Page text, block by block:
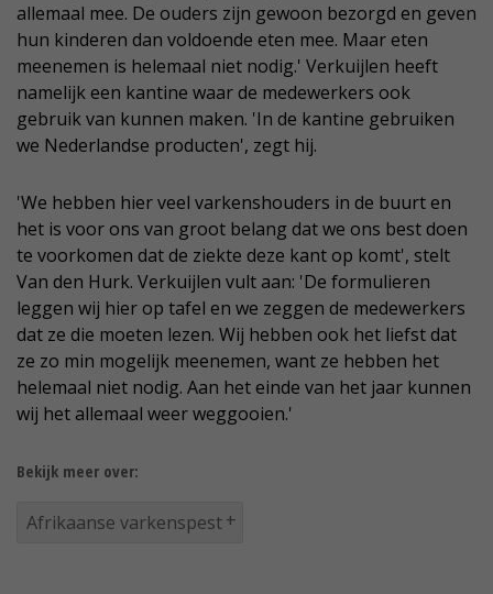
allemaal mee. De ouders zijn gewoon bezorgd en geven
hun kinderen dan voldoende eten mee. Maar eten
meenemen is helemaal niet nodig.' Verkuijlen heeft
namelijk een kantine waar de medewerkers ook
gebruik van kunnen maken. 'In de kantine gebruiken
we Nederlandse producten', zegt hij.
'We hebben hier veel varkenshouders in de buurt en
het is voor ons van groot belang dat we ons best doen
te voorkomen dat de ziekte deze kant op komt', stelt
Van den Hurk. Verkuijlen vult aan: 'De formulieren
leggen wij hier op tafel en we zeggen de medewerkers
dat ze die moeten lezen. Wij hebben ook het liefst dat
ze zo min mogelijk meenemen, want ze hebben het
helemaal niet nodig. Aan het einde van het jaar kunnen
wij het allemaal weer weggooien.'
Bekijk meer over:
Afrikaanse varkenspest